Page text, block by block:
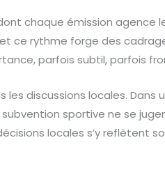
chaque émission agence
ce rythme forge des
parfois subtil, parfois
les discussions locales. Dans
sportive ne se
locales s’y reflètent